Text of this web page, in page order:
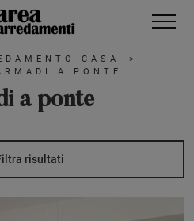
CASA
>
A PONTE
a ponte
risultati